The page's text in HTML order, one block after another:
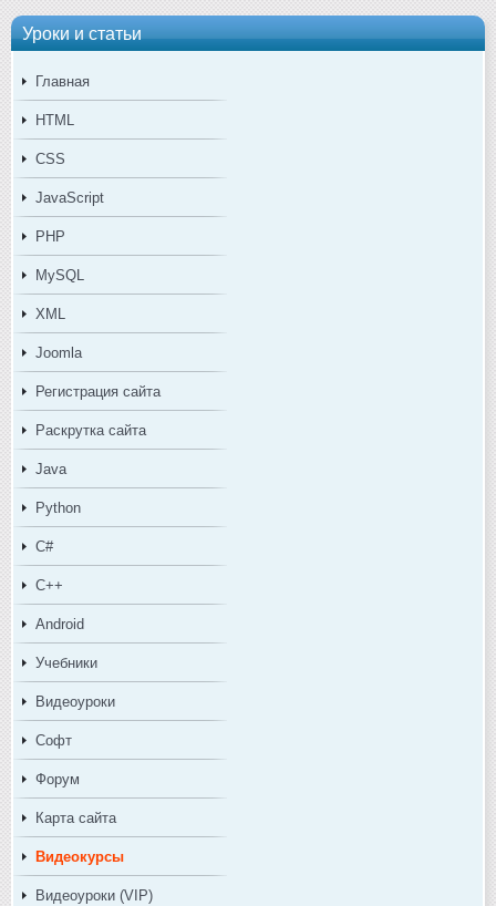
Уроки и статьи
Главная
HTML
CSS
JavaScript
PHP
MySQL
XML
Joomla
Регистрация сайта
Раскрутка сайта
Java
Python
C#
C++
Android
Учебники
Видеоуроки
Софт
Форум
Карта сайта
Видеокурсы
Видеоуроки (VIP)